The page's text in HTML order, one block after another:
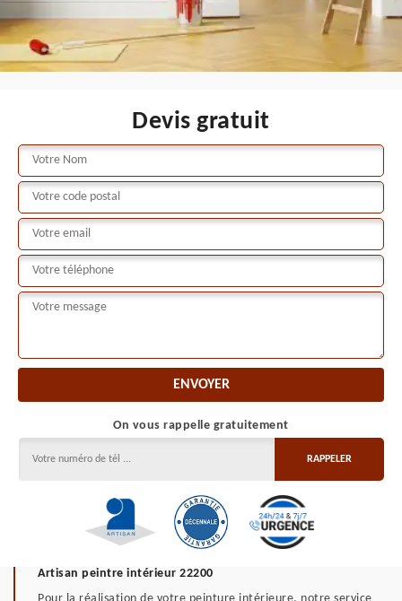
Devis gratuit
On vous rappelle gratuitement
Artisan peintre intérieur 22200